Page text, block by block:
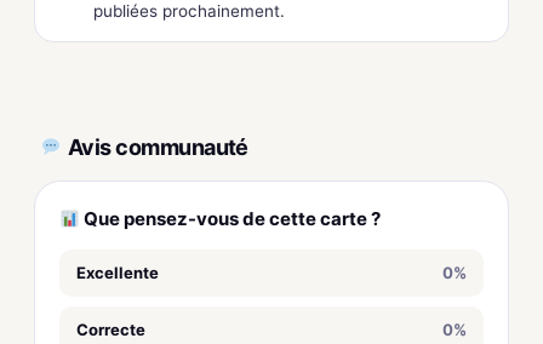
publiées prochainement.
Avis communauté
Que pensez-vous de cette carte ?
Excellente 0%
Correcte 0%